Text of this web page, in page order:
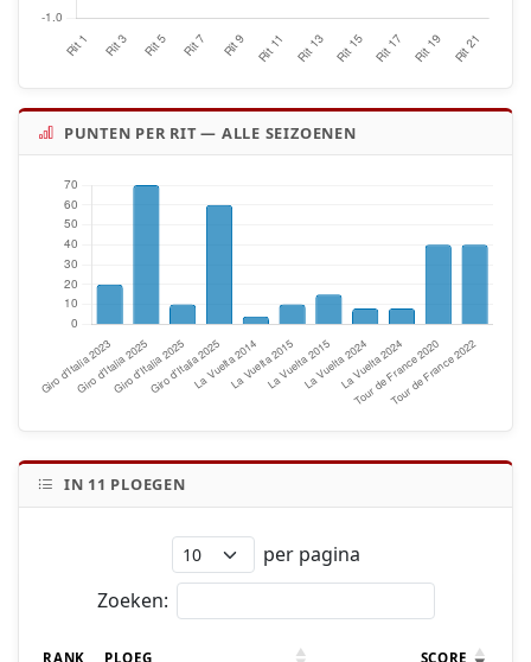
PUNTEN PER RIT — ALLE SEIZOENEN
IN 11 PLOEGEN
per pagina
Zoeken:
RANK PLOEG SCORE